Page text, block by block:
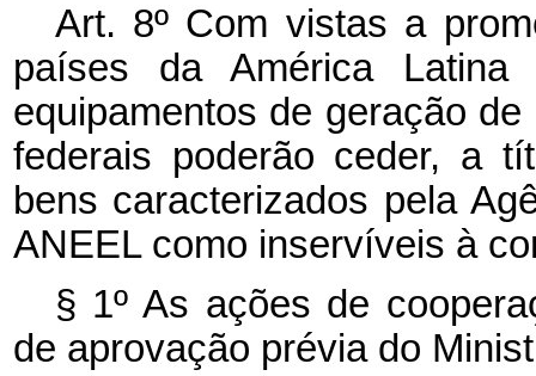
Art. 8º Com vistas a
países da América
equipamentos de geração
federais poderão ceder, a
bens caracterizados pela
ANEEL como inservíveis à
§ 1º As ações de
de aprovação prévia do